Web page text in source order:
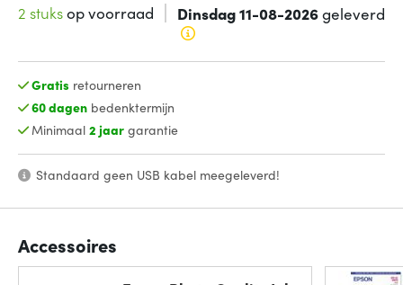
2 stuksop voorraad Dinsdag 11-08-2026geleverd
Gratis retourneren
60 dagenbedenktermijn
Minimaal 2 jaargarantie
Standaard geen USB kabel meegeleverd!
Accessoires